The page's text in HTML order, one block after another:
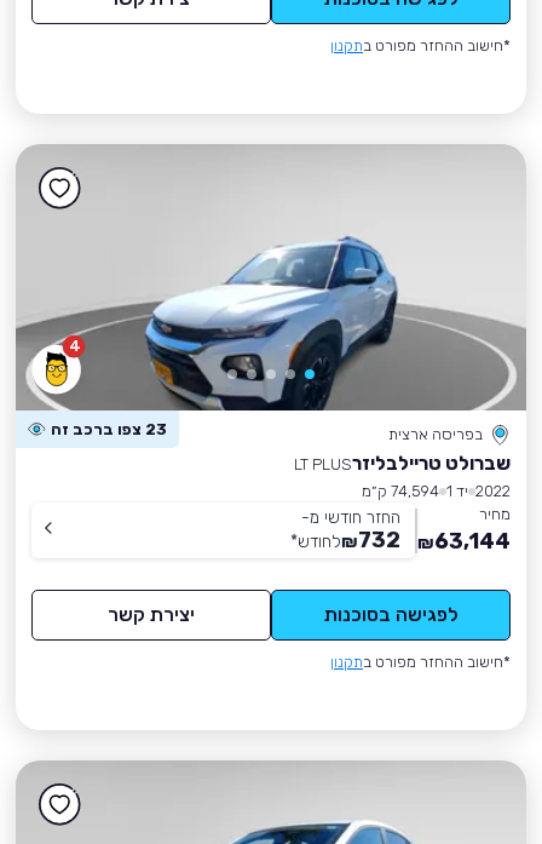
*חישוב ההחזר מפורט בתקנון
4
בפריסה ארצית 23 צפו ברכב זה
שברולט טריילבליזרLT PLUS
2022 יד 1
74,594 ק״מ
מחיר
63,144
₪
החזר חודשי מ-
732
₪לחודש*
לפגישה בסוכנות יצירת קשר
*חישוב ההחזר מפורט בתקנון